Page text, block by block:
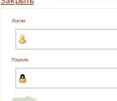
Логин
Пароль